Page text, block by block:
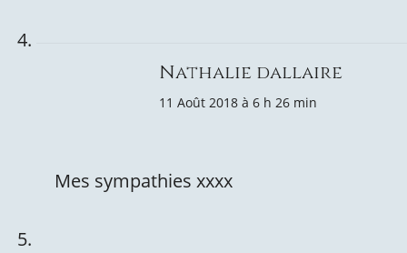
Nathalie dallaire
11 Août 2018 à 6 h 26 min
Mes sympathies xxxx